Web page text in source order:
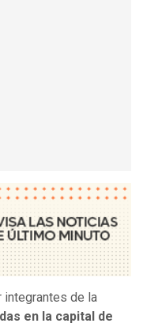
integrantes de la
en la capital de